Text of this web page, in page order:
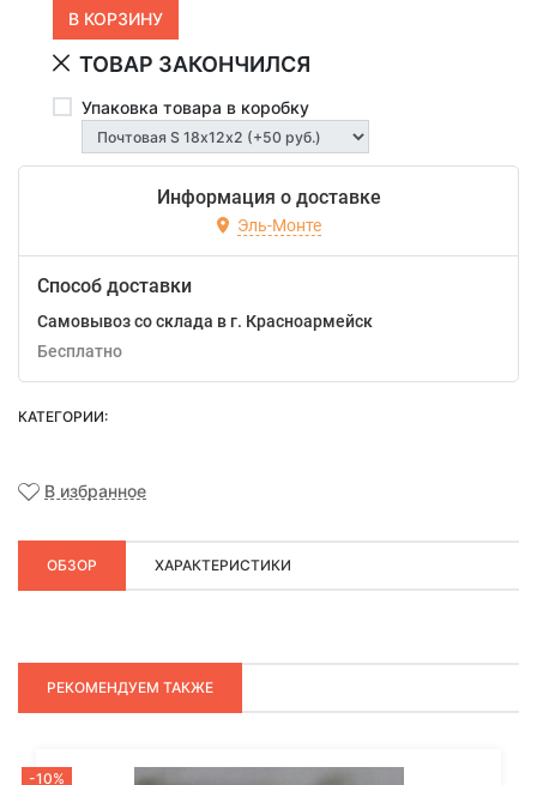
ТОВАР ЗАКОНЧИЛСЯ
Упаковка товара в коробку
Информация о доставке
Эль-Монте
Способ доставки
Самовывоз со склада в г. Красноармейск
Бесплатно
КАТЕГОРИИ:
В избранное
ОБЗОР ХАРАКТЕРИСТИКИ
РЕКОМЕНДУЕМ ТАКЖЕ
-10%